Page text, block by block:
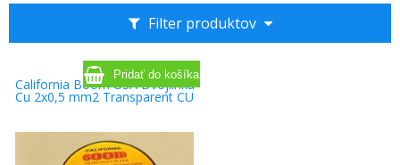
Filter produktov
California Boom USA Dvojlinka
Cu 2x0,5 mm2 Transparent CU